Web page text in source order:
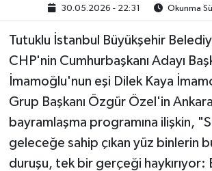
30.05.2026 - 22:31 Okunma
Tutuklu İstanbul Büyükşehir
CHP'nin Cumhurbaşkanı Adayı
İmamoğlu'nun eşi Dilek Kaya
Grup Başkanı Özgür Özel'in
bayramlaşma programına ilişkin,
geleceğe sahip çıkan yüz binlerin
duruşu, tek bir gerçeği haykırıyor:
Kadın
Yurt
2024 Seçim Sonuçları